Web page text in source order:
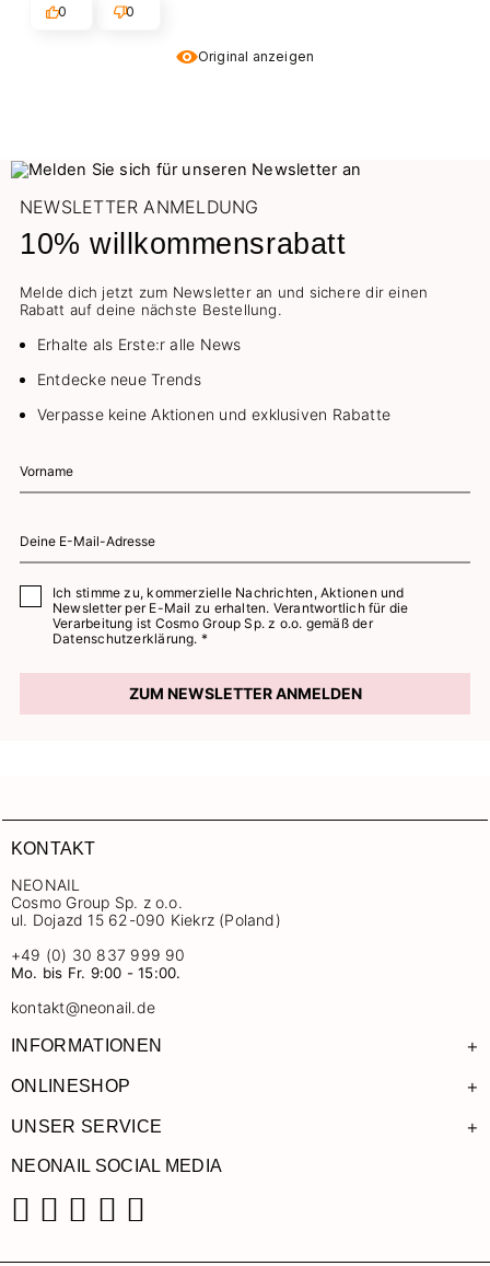
Original anzeigen
0
0
NEWSLETTER ANMELDUNG
10% willkommensrabatt
Melde dich jetzt zum Newsletter an und sichere dir einen
Rabatt auf deine nächste Bestellung.
Erhalte als Erste:r alle News
Entdecke neue Trends
Verpasse keine Aktionen und exklusiven Rabatte
Ich stimme zu, kommerzielle Nachrichten, Aktionen und
Newsletter per E-Mail zu erhalten. Verantwortlich für die
Verarbeitung ist Cosmo Group Sp. z o.o. gemäß der
Datenschutzerklärung. *
ZUM NEWSLETTER ANMELDEN
KONTAKT
NEONAIL
Cosmo Group Sp. z o.o.
ul. Dojazd 15 62-090 Kiekrz (Poland)
+49 (0) 30 837 999 90
Mo. bis Fr. 9:00 - 15:00.
kontakt@neonail.de
INFORMATIONEN +
ONLINESHOP +
UNSER SERVICE +
NEONAIL SOCIAL MEDIA